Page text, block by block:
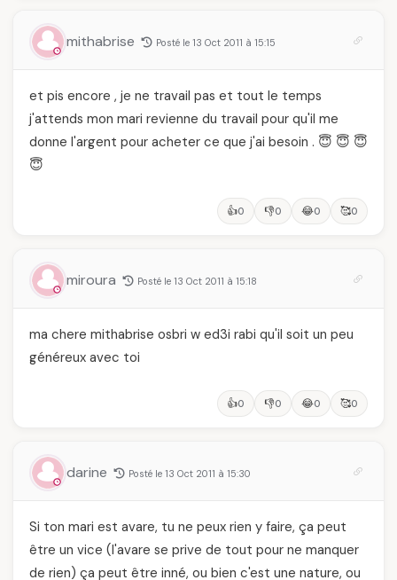
mithabrise Posté le 13 Oct 2011 à 15:15
et pis encore , je ne travail pas et tout le temps
j'attends mon mari revienne du travail pour qu'il me
donne l'argent pour acheter ce que j'ai besoin . 😇 😇 😇
😇
👍0 👎0 😂0 🥰0
miroura Posté le 13 Oct 2011 à 15:18
ma chere mithabrise osbri w ed3i rabi qu'il soit un peu
généreux avec toi
👍0 👎0 😂0 🥰0
darine Posté le 13 Oct 2011 à 15:30
Si ton mari est avare, tu ne peux rien y faire, ça peut
être un vice (l'avare se prive de tout pour ne manquer
de rien) ça peut être inné, ou bien c'est une nature, ou